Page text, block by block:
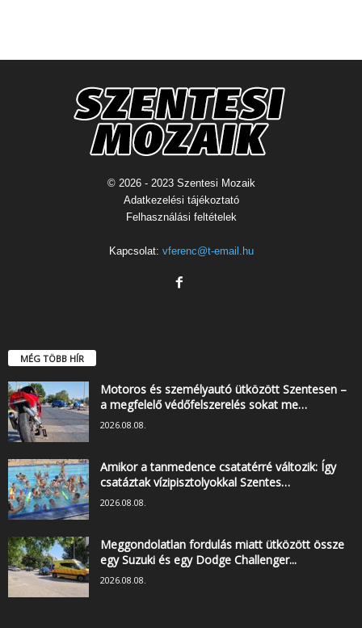
© 2026 - 2023 Szentesi Mozaik
Adatkezelési tájékoztató
Felhasználási feltételek
Kapcsolat: vferenc@t-email.hu
MÉG TÖBB HÍR
Motoros és személyautó ütközött Szentesen –
a megfelelő védőfelszerelés sokat me…
2026.08.08.
Amikor a tanmedence csatatérré változik: Így
csatáztak vízipisztolyokkal Szentes…
2026.08.08.
Meggondolatlan fordulás miatt ütközött össze
egy Suzuki és egy Dodge Challenger...
2026.08.08.